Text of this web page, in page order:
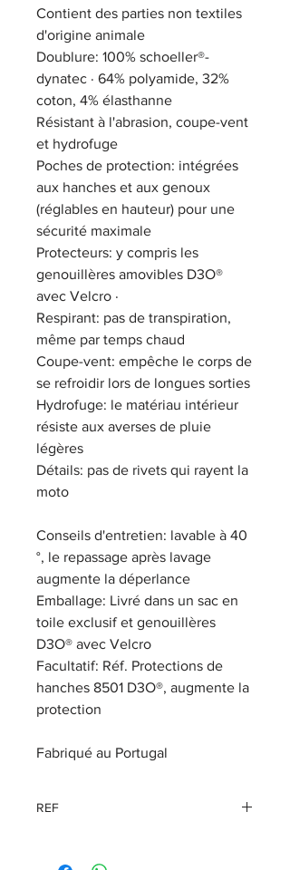
Contient des parties non textiles
d'origine animale
Doublure: 100% schoeller®-
dynatec · 64% polyamide, 32%
coton, 4% élasthanne
Résistant à l'abrasion, coupe-vent
et hydrofuge
Poches de protection: intégrées
aux hanches et aux genoux
(réglables en hauteur) pour une
sécurité maximale
Protecteurs: y compris les
genouillères amovibles D3O®
avec Velcro ·
Respirant: pas de transpiration,
même par temps chaud
Coupe-vent: empêche le corps de
se refroidir lors de longues sorties
Hydrofuge: le matériau intérieur
résiste aux averses de pluie
légères
Détails: pas de rivets qui rayent la
moto
Conseils d'entretien: lavable à 40
°, le repassage après lavage
augmente la déperlance
Emballage: Livré dans un sac en
toile exclusif et genouillères
D3O® avec Velcro
Facultatif: Réf. Protections de
hanches 8501 D3O®, augmente la
protection
Fabriqué au Portugal
REF